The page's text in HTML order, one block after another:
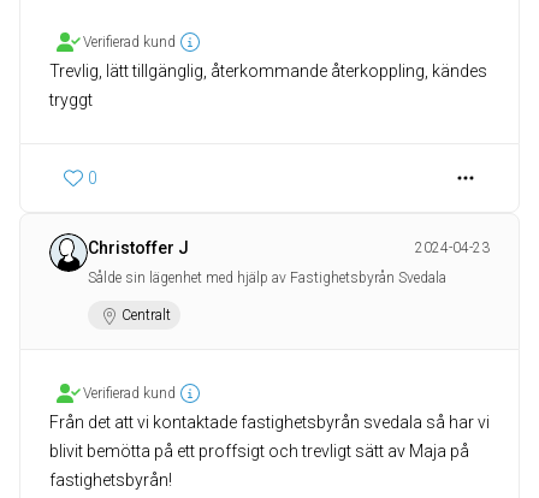
Verifierad kund
Trevlig, lätt tillgänglig, återkommande återkoppling, kändes
tryggt
0
Christoffer J
2024-04-23
Sålde sin lägenhet med hjälp av Fastighetsbyrån Svedala
Centralt
Verifierad kund
Från det att vi kontaktade fastighetsbyrån svedala så har vi
blivit bemötta på ett proffsigt och trevligt sätt av Maja på
fastighetsbyrån!